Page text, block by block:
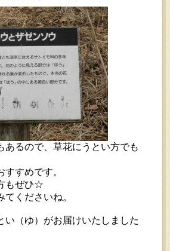
あるので、草花にうとい方でも
すめです。
もぜひ☆
くださいね。
い（ゆ）がお届けいたしました